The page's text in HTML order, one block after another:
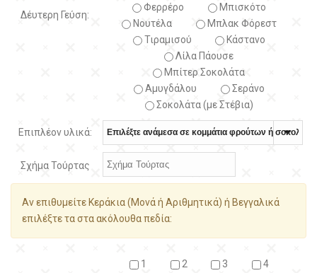
Δέυτερη Γεύση:
Φερρέρο
Μπισκότο
Νουτέλα
Μπλακ Φόρεστ
Τιραμισού
Κάστανο
Λίλα Πάουσε
Μπίτερ Σοκολάτα
Αμυγδάλου
Σεράνο
Σοκολάτα (με Στέβια)
Επιπλέον υλικά:
Σχήμα Τούρτας
Αν επιθυμείτε Κεράκια (Μονά ή Αριθμητικά) ή Βεγγαλικά
επιλέξτε τα στα ακόλουθα πεδία:
1 2 3
4